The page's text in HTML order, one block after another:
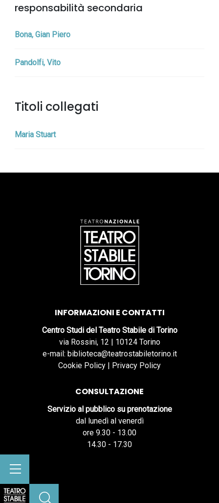
responsabilità secondaria
Bona, Gian Piero
Pandolfi, Vito
Titoli collegati
Maria Stuart
INFORMAZIONI E CONTATTI
Centro Studi del Teatro Stabile di Torino
via Rossini, 12 | 10124 Torino
e-mail: biblioteca@teatrostabiletorino.it
Cookie Policy | Privacy Policy
CONSULTAZIONE
Servizio al pubblico su prenotazione
dal lunedì al venerdì
ore 9.30 - 13.00
14.30 - 17.30